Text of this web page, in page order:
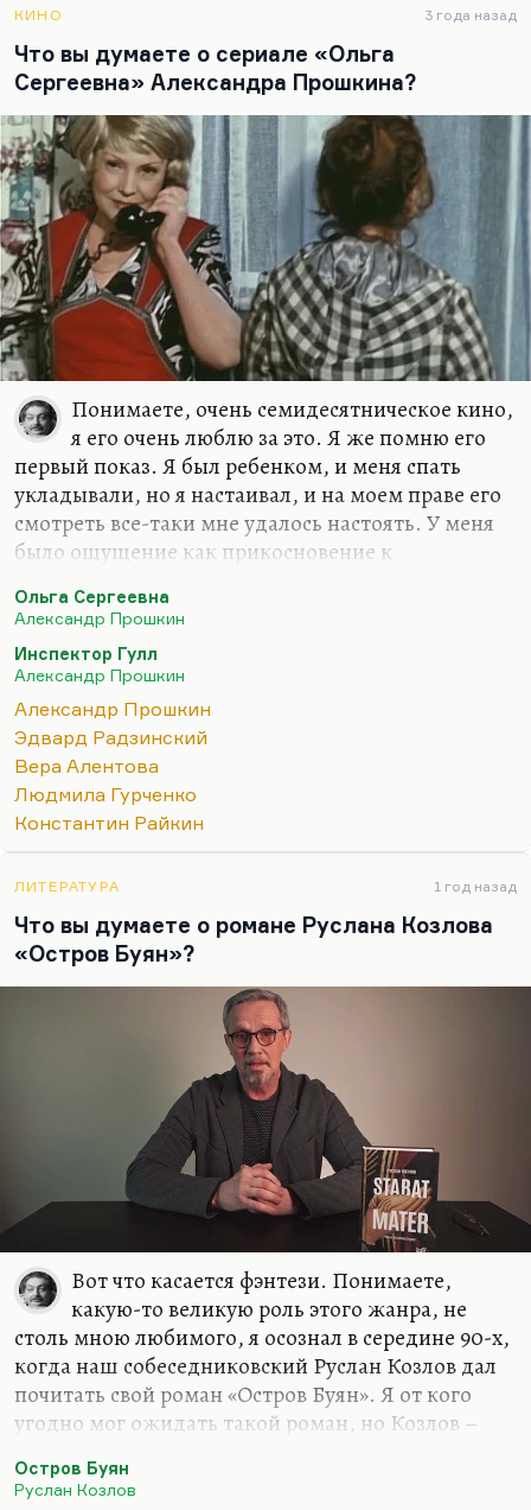
КИНО 3 года назад
Что вы думаете о сериале «Ольга
Сергеевна» Александра Прошкина?
Понимаете, очень семидесятническое кино,
я его очень люблю за это. Я же помню его
первый показ. Я был ребенком, и меня спать
укладывали, но я настаивал, и на моем праве его
смотреть все-таки мне удалось настоять. У меня
было ощущение как прикосновение к
очень люблю Александра Прошкина. Я считаю его
превосходным режиссером. Даже, может, какие-
то его работы, например, «Инспектор Гулл» —
они для меня на грани величия. Я помню, как они
меня пугали в детстве. Действительно пугали по-
настоящему, потому что он мастер создания
атмосферы удивительной. «Ольга Сергеевна» —
это пьеса Радзинского для его тогдашней, как я
помню, жены, Татьяны Дорониной, и там её дочь
Ольга Сергеевна
Александр Прошкин
Инспектор Гулл
Александр Прошкин
Александр Прошкин
Эдвард Радзинский
Вера Алентова
Людмила Гурченко
Константин Райкин
ЛИТЕРАТУРА 1 год назад
Что вы думаете о романе Руслана Козлова
«Остров Буян»?
Вот что касается фэнтези. Понимаете,
какую-то великую роль этого жанра, не
столь мною любимого, я осознал в середине 90-х,
когда наш собеседниковский Руслан Козлов дал
почитать свой роман «Остров Буян». Я от кого
угодно мог ожидать такой роман, но Козлов –
редактировал «Смену» ленинградскую, он автор
Остров Буян
Руслан Козлов